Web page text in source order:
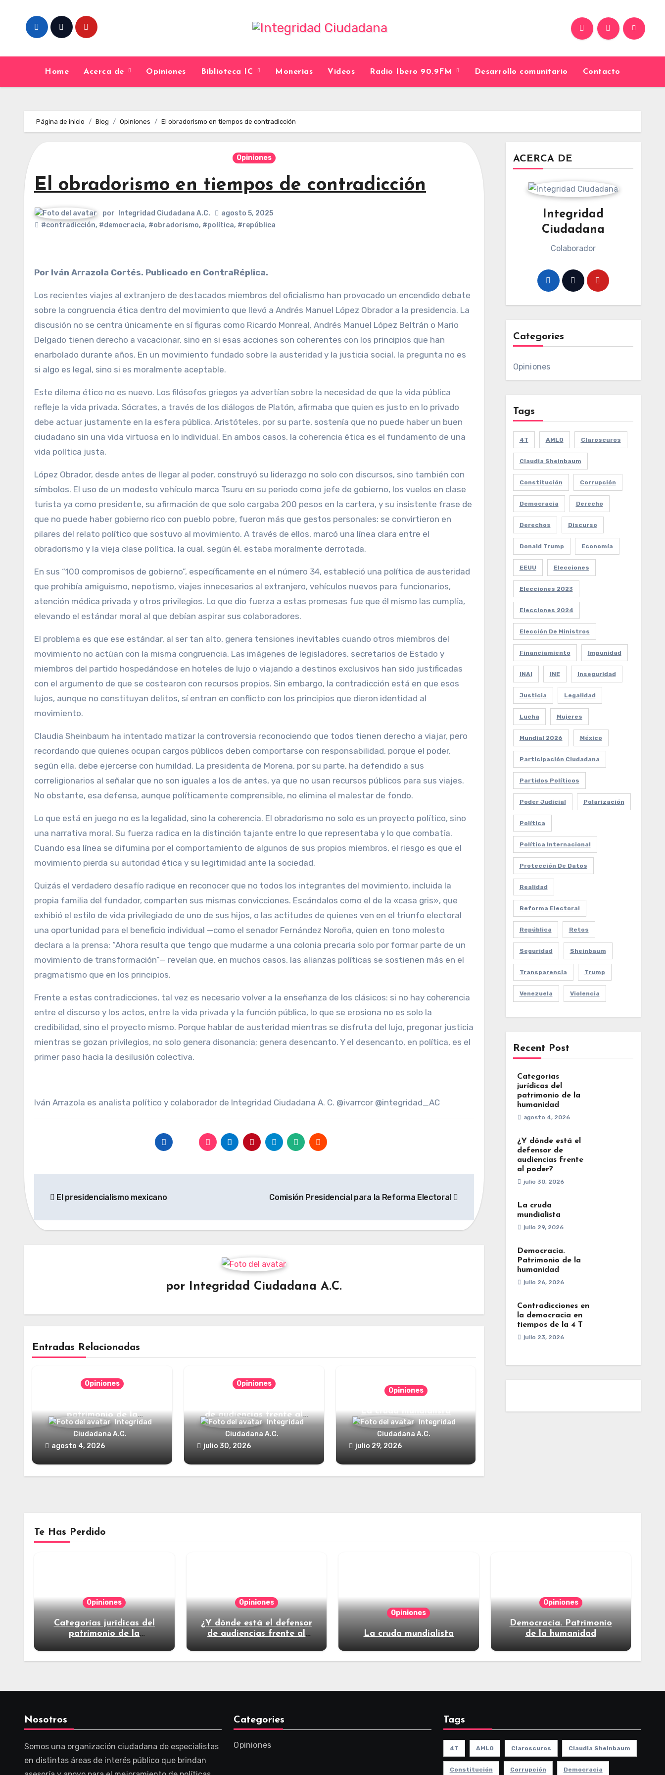
content
Home Acerca de Opiniones Biblioteca IC Monerías Videos Radio Ibero 90.9FM Desarrollo comunitario Contacto
Página de inicio Blog Opiniones El obradorismo en tiempos de contradicción
Opiniones
El obradorismo en tiempos de contradicción
por Integridad Ciudadana A.C.
agosto 5, 2025
#contradicción, #democracia, #obradorismo, #política, #república
Por Iván Arrazola Cortés. Publicado en ContraRéplica.
Los recientes viajes al extranjero de destacados miembros del oficialismo han provocado un encendido debate
sobre la congruencia ética dentro del movimiento que llevó a Andrés Manuel López Obrador a la presidencia. La
discusión no se centra únicamente en sí figuras como Ricardo Monreal, Andrés Manuel López Beltrán o Mario
Delgado tienen derecho a vacacionar, sino en si esas acciones son coherentes con los principios que han
enarbolado durante años. En un movimiento fundado sobre la austeridad y la justicia social, la pregunta no es
si algo es legal, sino si es moralmente aceptable.
Este dilema ético no es nuevo. Los filósofos griegos ya advertían sobre la necesidad de que la vida pública
refleje la vida privada. Sócrates, a través de los diálogos de Platón, afirmaba que quien es justo en lo privado
debe actuar justamente en la esfera pública. Aristóteles, por su parte, sostenía que no puede haber un buen
ciudadano sin una vida virtuosa en lo individual. En ambos casos, la coherencia ética es el fundamento de una
vida política justa.
López Obrador, desde antes de llegar al poder, construyó su liderazgo no solo con discursos, sino también con
símbolos. El uso de un modesto vehículo marca Tsuru en su periodo como jefe de gobierno, los vuelos en clase
turista ya como presidente, su afirmación de que solo cargaba 200 pesos en la cartera, y su insistente frase de
que no puede haber gobierno rico con pueblo pobre, fueron más que gestos personales: se convirtieron en
pilares del relato político que sostuvo al movimiento. A través de ellos, marcó una línea clara entre el
obradorismo y la vieja clase política, la cual, según él, estaba moralmente derrotada.
En sus “100 compromisos de gobierno”, específicamente en el número 34, estableció una política de austeridad
que prohibía amiguismo, nepotismo, viajes innecesarios al extranjero, vehículos nuevos para funcionarios,
atención médica privada y otros privilegios. Lo que dio fuerza a estas promesas fue que él mismo las cumplía,
elevando el estándar moral al que debían aspirar sus colaboradores.
El problema es que ese estándar, al ser tan alto, genera tensiones inevitables cuando otros miembros del
movimiento no actúan con la misma congruencia. Las imágenes de legisladores, secretarios de Estado y
miembros del partido hospedándose en hoteles de lujo o viajando a destinos exclusivos han sido justificadas
con el argumento de que se costearon con recursos propios. Sin embargo, la contradicción está en que esos
lujos, aunque no constituyan delitos, sí entran en conflicto con los principios que dieron identidad al
movimiento.
Claudia Sheinbaum ha intentado matizar la controversia reconociendo que todos tienen derecho a viajar, pero
recordando que quienes ocupan cargos públicos deben comportarse con responsabilidad, porque el poder,
según ella, debe ejercerse con humildad. La presidenta de Morena, por su parte, ha defendido a sus
correligionarios al señalar que no son iguales a los de antes, ya que no usan recursos públicos para sus viajes.
No obstante, esa defensa, aunque políticamente comprensible, no elimina el malestar de fondo.
Lo que está en juego no es la legalidad, sino la coherencia. El obradorismo no solo es un proyecto político, sino
una narrativa moral. Su fuerza radica en la distinción tajante entre lo que representaba y lo que combatía.
Cuando esa línea se difumina por el comportamiento de algunos de sus propios miembros, el riesgo es que el
movimiento pierda su autoridad ética y su legitimidad ante la sociedad.
Quizás el verdadero desafío radique en reconocer que no todos los integrantes del movimiento, incluida la
propia familia del fundador, comparten sus mismas convicciones. Escándalos como el de la «casa gris», que
exhibió el estilo de vida privilegiado de uno de sus hijos, o las actitudes de quienes ven en el triunfo electoral
una oportunidad para el beneficio individual —como el senador Fernández Noroña, quien en tono molesto
declara a la prensa: “Ahora resulta que tengo que mudarme a una colonia precaria solo por formar parte de un
movimiento de transformación”— revelan que, en muchos casos, las alianzas políticas se sostienen más en el
pragmatismo que en los principios.
Frente a estas contradicciones, tal vez es necesario volver a la enseñanza de los clásicos: si no hay coherencia
entre el discurso y los actos, entre la vida privada y la función pública, lo que se erosiona no es solo la
credibilidad, sino el proyecto mismo. Porque hablar de austeridad mientras se disfruta del lujo, pregonar justicia
mientras se gozan privilegios, no solo genera disonancia; genera desencanto. Y el desencanto, en política, es el
primer paso hacia la desilusión colectiva.
Iván Arrazola es analista político y colaborador de Integridad Ciudadana A. C. @ivarrcor @integridad_AC
de
entradas
El presidencialismo mexicano Comisión Presidencial para la Reforma Electoral
por Integridad Ciudadana A.C.
Entradas Relacionadas
Opiniones
patrimonio de la
humanidadIntegridad
Ciudadana A.C.
agosto 4, 2026
Opiniones
de audiencias frente al
poder?Integridad
Ciudadana A.C.
julio 30, 2026
Opiniones
La cruda mundialista
Integridad
Ciudadana A.C.
julio 29, 2026
ACERCA DE
Integridad
Ciudadana
Colaborador
Categories
Opiniones
Tags
4T AMLO Claroscuros
Claudia Sheinbaum
Constitución Corrupción
Democracia Derecho
Derechos Discurso
Donald Trump Economía
EEUU Elecciones
Elecciones 2023
Elecciones 2024
Elección De Ministros
Financiamiento Impunidad
INAI INE Inseguridad
Justicia Legalidad
Lucha Mujeres
Mundial 2026 México
Participación Ciudadana
Partidos Políticos
Poder Judicial Polarización
Política
Política Internacional
Protección De Datos
Realidad
Reforma Electoral
República Retos
Seguridad Sheinbaum
Transparencia Trump
Venezuela Violencia
Recent Post
Categorías
jurídicas del
patrimonio de la
humanidad
agosto 4, 2026
¿Y dónde está el
defensor de
audiencias frente
al poder?
julio 30, 2026
La cruda
mundialista
julio 29, 2026
Democracia.
Patrimonio de la
humanidad
julio 26, 2026
Contradicciones en
la democracia en
tiempos de la 4 T
julio 23, 2026
Te Has Perdido
Opiniones
Categorías jurídicas del
patrimonio de la
Opiniones
¿Y dónde está el defensor
de audiencias frente al
Opiniones
La cruda mundialista
Opiniones
Democracia. Patrimonio
de la humanidad
Nosotros
Somos una organización ciudadana de especialistas
en distintas áreas de interés público que brindan
Categories
Opiniones
Tags
4T AMLO Claroscuros Claudia Sheinbaum
Constitución Corrupción Democracia